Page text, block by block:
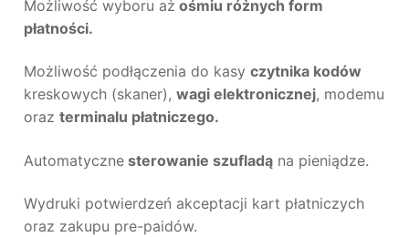
Możliwość wyboru aż ośmiu różnych form
płatności.
Możliwość podłączenia do kasy czytnika kodów
kreskowych (skaner), wagi elektronicznej, modemu
oraz terminalu płatniczego.
Automatyczne sterowanie szufladą na pieniądze.
Wydruki potwierdzeń akceptacji kart płatniczych
oraz zakupu pre-paidów.